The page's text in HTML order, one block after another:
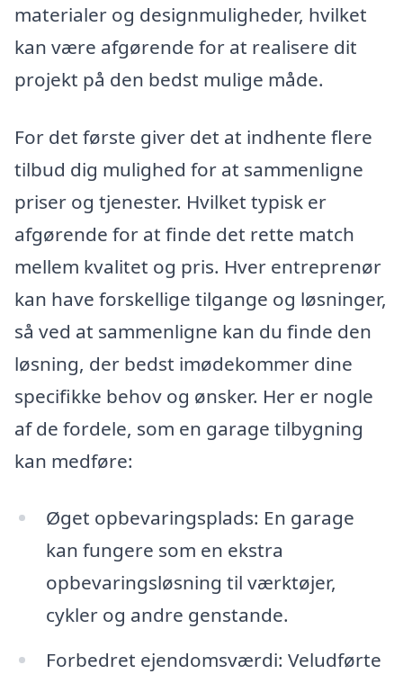
materialer og designmuligheder, hvilket
kan være afgørende for at realisere dit
projekt på den bedst mulige måde.
For det første giver det at indhente flere
tilbud dig mulighed for at sammenligne
priser og tjenester. Hvilket typisk er
afgørende for at finde det rette match
mellem kvalitet og pris. Hver entreprenør
kan have forskellige tilgange og løsninger,
så ved at sammenligne kan du finde den
løsning, der bedst imødekommer dine
specifikke behov og ønsker. Her er nogle
af de fordele, som en garage tilbygning
kan medføre:
Øget opbevaringsplads: En garage
kan fungere som en ekstra
opbevaringsløsning til værktøjer,
cykler og andre genstande.
Forbedret ejendomsværdi: Veludførte